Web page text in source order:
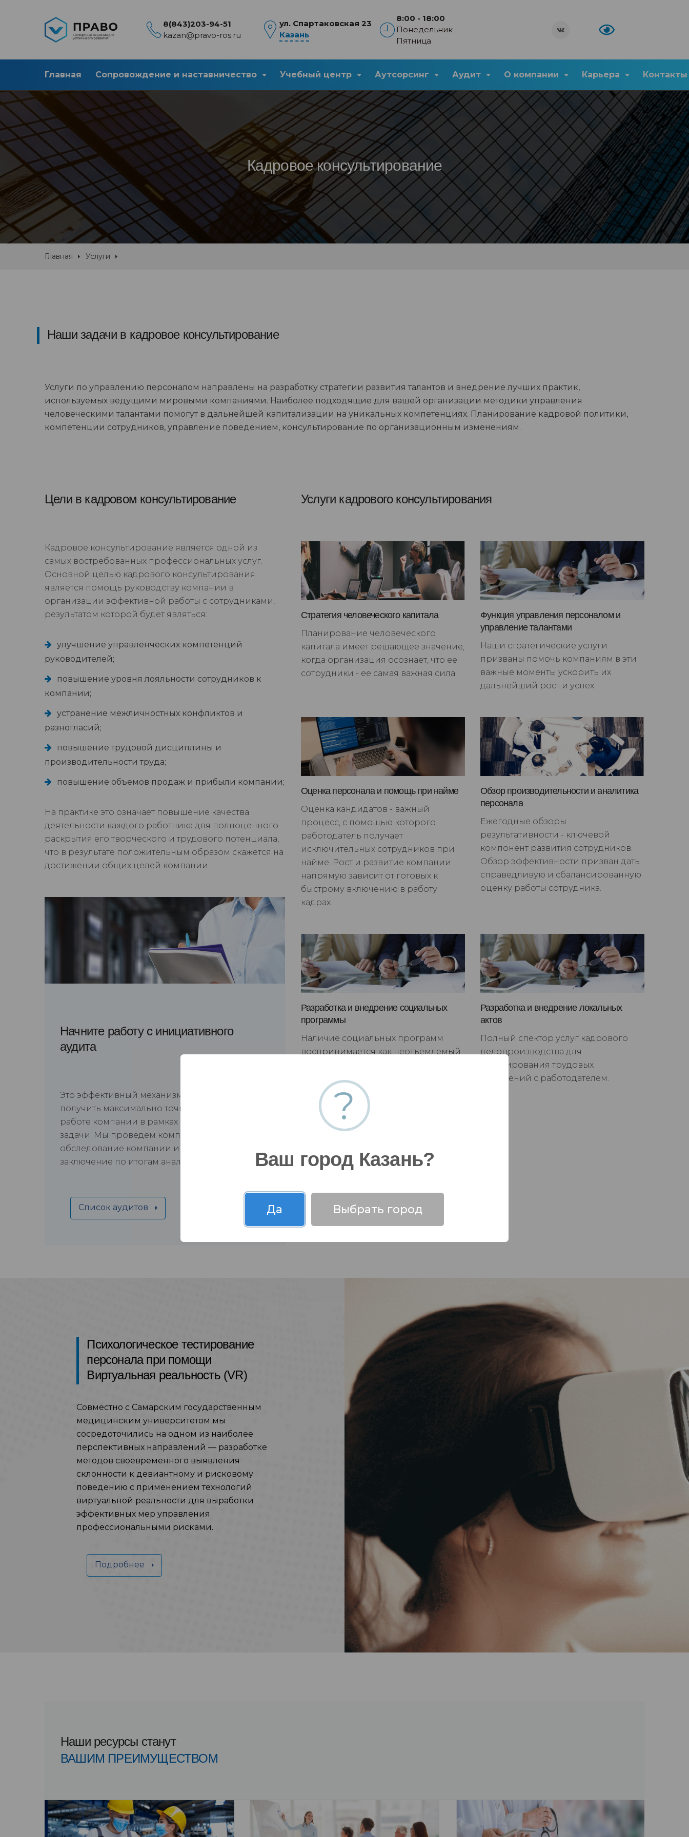
8(843)203-94-51
kazan@pravo-ros.ru
ул. Спартаковская 23
Казань
8:00 - 18:00
Понедельник -
Пятница
Главная Сопровождение и наставничество Учебный центр Аутсорсинг Аудит О компании Карьера Контакты
Кадровое консультирование
Главная Услуги
Наши задачи в кадровое консультирование
Услуги по управлению персоналом направлены на разработку стратегии развития талантов и внедрение лучших практик,
используемых ведущими мировыми компаниями. Наиболее подходящие для вашей организации методики управления
человеческими талантами помогут в дальнейшей капитализации на уникальных компетенциях. Планирование кадровой политики,
компетенции сотрудников, управление поведением, консультирование по организационным изменениям.
Цели в кадровом консультирование
Кадровое консультирование является одной из
самых востребованных профессиональных услуг.
Основной целью кадрового консультирования
является помощь руководству компании в
организации эффективной работы с сотрудниками,
результатом которой будет являться:
улучшение управленческих компетенций
руководителей;
повышение уровня лояльности сотрудников к
компании;
устранение межличностных конфликтов и
разногласий;
повышение трудовой дисциплины и
производительности труда;
повышение объемов продаж и прибыли компании;
На практике это означает повышение качества
деятельности каждого работника для полноценного
раскрытия его творческого и трудового потенциала,
что в результате положительным образом скажется на
достижении общих целей компании.
Начните работу с инициативного
аудита
Это эффективный механизм, позволяющий
получить максимально точные сведения о
работе компании в рамках поставленной
задачи. Мы проведем комплексное
обследование компании и выдадим
заключение по итогам аналитической работы.
Список аудитов
Услуги кадрового консультирования
Стратегия человеческого капитала
Планирование человеческого
капитала имеет решающее значение,
когда организация осознает, что ее
сотрудники - ее самая важная сила.
Функция управления персоналом и
управление талантами
Наши стратегические услуги
призваны помочь компаниям в эти
важные моменты ускорить их
дальнейший рост и успех.
Оценка персонала и помощь при найме
Оценка кандидатов - важный
процесс, с помощью которого
работодатель получает
исключительных сотрудников при
найме. Рост и развитие компании
напрямую зависит от готовых к
быстрому включению в работу
кадрах.
Обзор производительности и аналитика
персонала
Ежегодные обзоры
результативности - ключевой
компонент развития сотрудников.
Обзор эффективности призван дать
справедливую и сбалансированную
оценку работы сотрудника.
Разработка и внедрение социальных
программы
Наличие социальных программ
воспринимается как неотъемлемый
корпоративной культуры, важный
компонент системы мотивации
персонала, признак успешности и
стабильности организации.
Разработка и внедрение локальных
актов
Полный спектор услуг кадрового
делопроизводства для
регулирования трудовых
отношений с работодателем.
Психологическое тестирование
персонала при помощи
Виртуальная реальность (VR)
Совместно с Самарским государственным
медицинским университетом мы
сосредоточились на одном из наиболее
перспективных направлений — разработке
методов своевременного выявления
склонности к девиантному и рисковому
поведению с применением технологий
виртуальной реальности для выработки
эффективных мер управления
профессиональными рисками.
Подробнее
Наши ресурсы станут
ВАШИМ ПРЕИМУЩЕСТВОМ
?
Ваш город Казань?
Да Выбрать город